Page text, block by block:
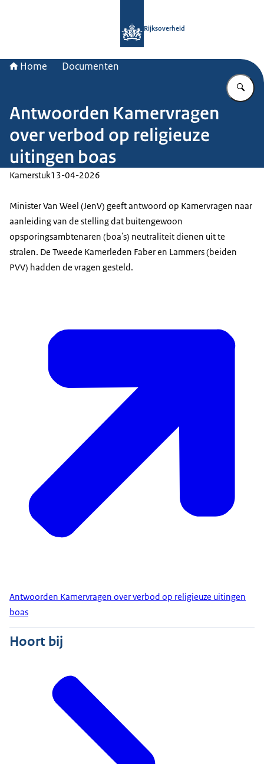
Rijksoverheid
Home Documenten
Antwoorden Kamervragen
over verbod op religieuze
uitingen boas
Kamerstuk13-04-2026
Minister Van Weel (JenV) geeft antwoord op Kamervragen naar
aanleiding van de stelling dat buitengewoon
opsporingsambtenaren (boa's) neutraliteit dienen uit te
stralen. De Tweede Kamerleden Faber en Lammers (beiden
PVV) hadden de vragen gesteld.
Antwoorden Kamervragen over verbod op religieuze uitingen
boas
Hoort bij